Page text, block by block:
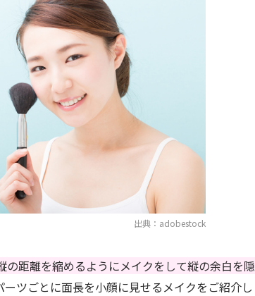
出典：adobestock
距離を縮めるようにメイクをして縦の余白を隠
ーツごとに面長を小顔に見せるメイクをご紹介し